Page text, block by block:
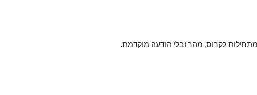
לקרוס, מהר ובלי הודעה מוקדמת.